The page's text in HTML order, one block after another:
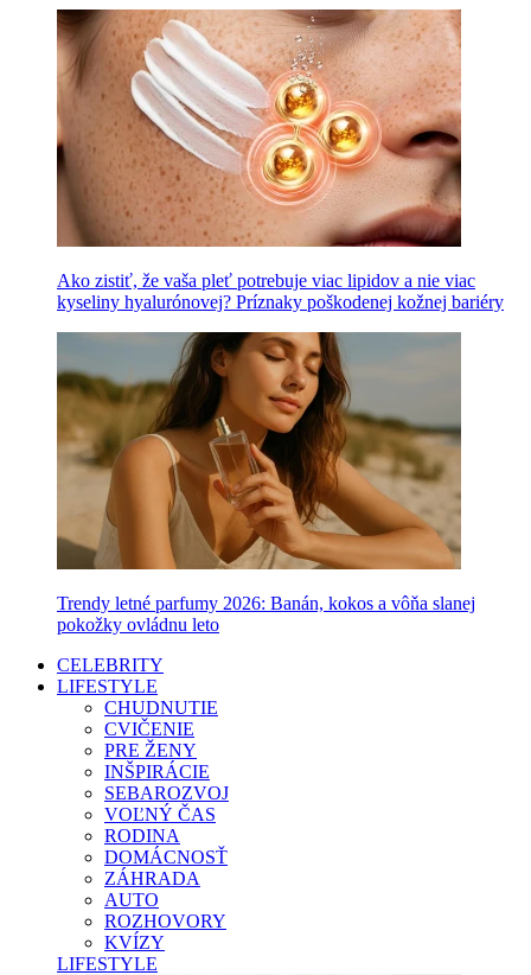
Ako zistiť, že vaša pleť potrebuje viac lipidov a nie viac
kyseliny hyalurónovej? Príznaky poškodenej kožnej bariéry
Trendy letné parfumy 2026: Banán, kokos a vôňa slanej
pokožky ovládnu leto
CELEBRITY
LIFESTYLE
CHUDNUTIE
CVIČENIE
PRE ŽENY
INŠPIRÁCIE
SEBAROZVOJ
VOĽNÝ ČAS
RODINA
DOMÁCNOSŤ
ZÁHRADA
AUTO
ROZHOVORY
KVÍZY
LIFESTYLE